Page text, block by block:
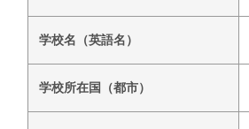
学校名（英語名）
学校所在国（都市）